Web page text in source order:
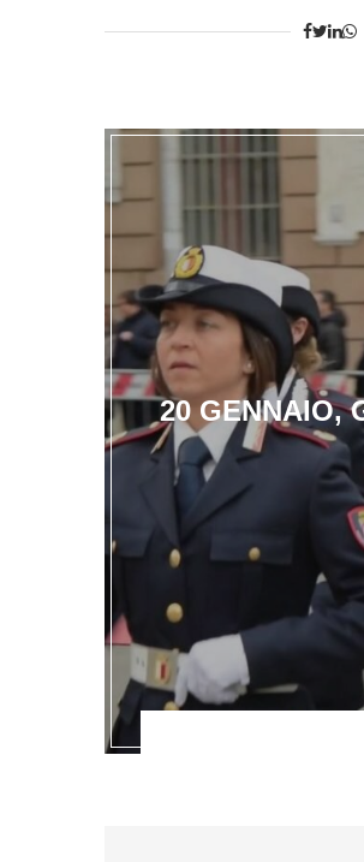
20 GENNAIO,